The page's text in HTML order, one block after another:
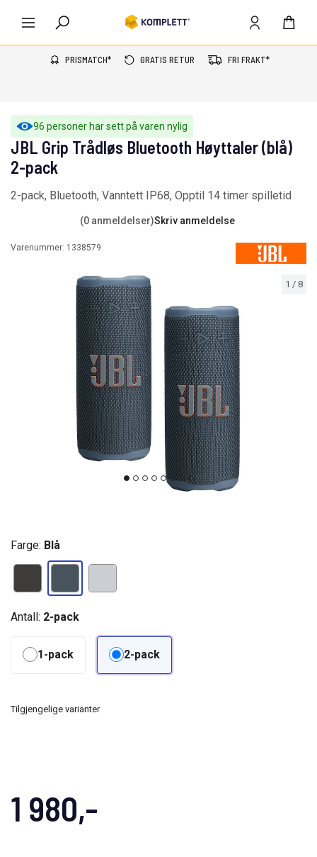
PRISMATCH* GRATIS RETUR FRI FRAKT*
96 personer har sett på varen nylig
1 / 8
JBL Grip Trådløs Bluetooth Høyttaler (blå)
2-pack
2-pack, Bluetooth, Vanntett IP68, Opptil 14 timer spilletid
(0 anmeldelser)Skriv anmeldelse
Varenummer: 1338579
1 980,-
Farge: Blå
Antall: 2-pack
1-pack 2-pack
Tilgjengelige varianter